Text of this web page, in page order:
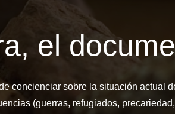
el
concienciar sobre la situación actual
(guerras, refugiados,